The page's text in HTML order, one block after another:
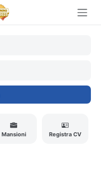
Mansioni Registra CV